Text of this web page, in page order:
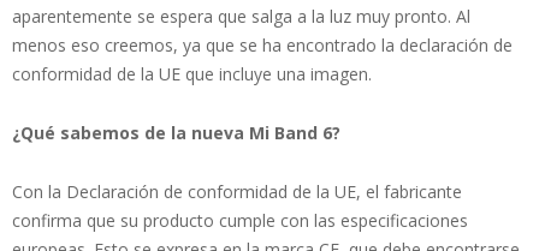
aparentemente se espera que salga a la luz muy pronto. Al
menos eso creemos, ya que se ha encontrado la declaración de
conformidad de la UE que incluye una imagen.
¿Qué sabemos de la nueva Mi Band 6?
Con la Declaración de conformidad de la UE, el fabricante
confirma que su producto cumple con las especificaciones